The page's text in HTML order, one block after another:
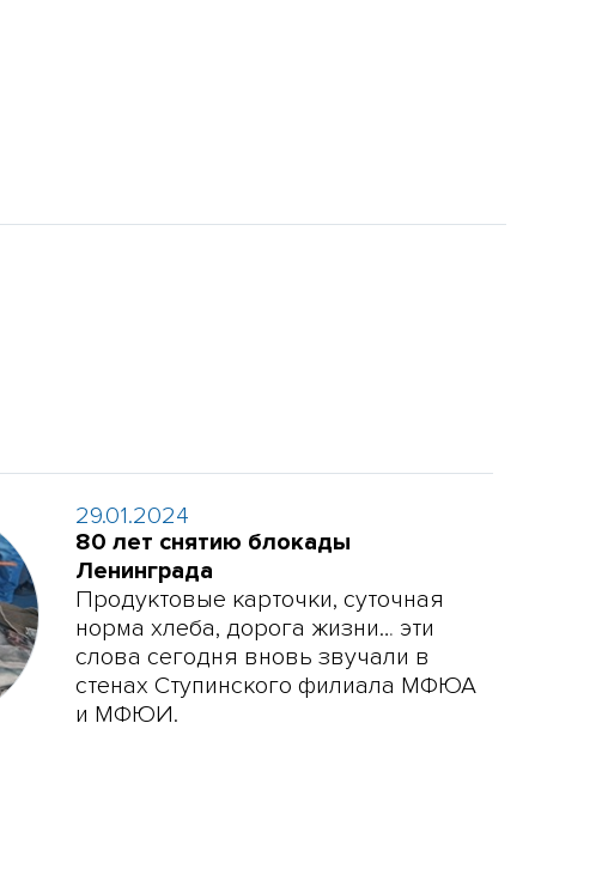
29.01.2024
80 лет снятию блокады
Ленинграда
Продуктовые карточки, суточная
норма хлеба, дорога жизни… эти
слова сегодня вновь звучали в
стенах Ступинского филиала МФЮА
и МФЮИ.